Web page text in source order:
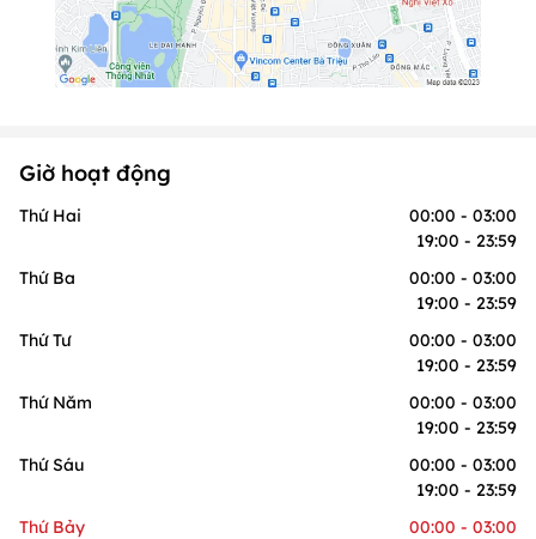
Giờ hoạt động
Thứ Hai
00:00 - 03:00
19:00 - 23:59
Thứ Ba
00:00 - 03:00
19:00 - 23:59
Thứ Tư
00:00 - 03:00
19:00 - 23:59
Thứ Năm
00:00 - 03:00
19:00 - 23:59
Thứ Sáu
00:00 - 03:00
19:00 - 23:59
Thứ Bảy
00:00 - 03:00